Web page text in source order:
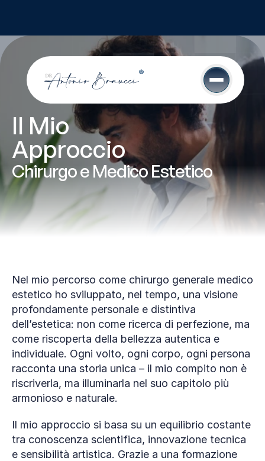
Il Mio
Approccio
Chirurgo e Medico Estetico
Nel mio percorso come chirurgo generale medico
estetico ho sviluppato, nel tempo, una visione
profondamente personale e distintiva
dell’estetica: non come ricerca di perfezione, ma
come riscoperta della bellezza autentica e
individuale. Ogni volto, ogni corpo, ogni persona
racconta una storia unica – il mio compito non è
riscriverla, ma illuminarla nel suo capitolo più
armonioso e naturale.
Il mio approccio si basa su un equilibrio costante
tra conoscenza scientifica, innovazione tecnica
e sensibilità artistica. Grazie a una formazione